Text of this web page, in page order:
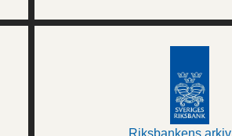
Riksbankens arkiv